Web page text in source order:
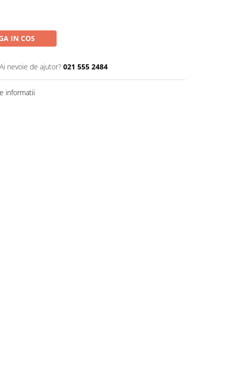
IN COS
Ai nevoie de ajutor? 021 555 2484
informatii